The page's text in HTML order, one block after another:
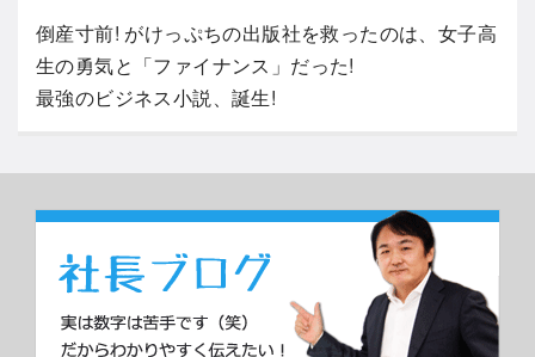
倒産寸前! がけっぷちの出版社を救ったのは、女子高
生の勇気と「ファイナンス」だった!
最強のビジネス小説、誕生!